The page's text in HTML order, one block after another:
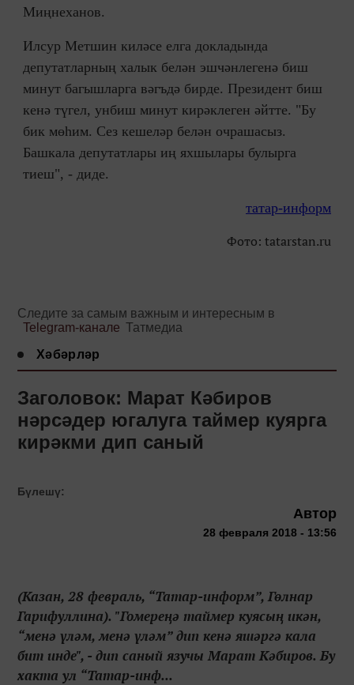
Миңнеханов.
Илсур Метшин киләсе елга докладында
депутатларның халык белән эшчәнлегенә биш
минут багышларга вәгъдә бирде. Президент биш
кенә түгел, унбиш минут кирәклеген әйтте. "Бу
бик мөһим. Сез кешеләр белән очрашасыз.
Башкала депутатлары иң яхшылары булырга
тиеш", - диде.
татар-информ
Фото: tatarstan.ru
Следите за самым важным и интересным в
Telegram-канале Татмедиа
Хәбәрләр
Заголовок: Марат Кәбиров
нәрсәдер югалуга таймер куярга
кирәкми дип саный
Бүлешү:
Автор
28 февраля 2018 - 13:56
(Казан, 28 февраль, “Татар-информ”, Гөлнар
Гарифуллина). "Гомереңә таймер куясың икән,
“менә үләм, менә үләм” дип кенә яшәргә кала
бит инде", - дип саный язучы Марат Кәбиров. Бу
хакта ул “Татар-инф...